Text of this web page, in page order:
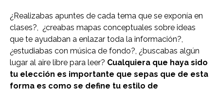
¿Realizabas apuntes de cada tema que se exponía en
clases?, ¿creabas mapas conceptuales sobre ideas
que te ayudaban a enlazar toda la información?,
¿estudiabas con música de fondo?, ¿buscabas algún
lugar al aire libre para leer? Cualquiera que haya sido
tu elección es importante que sepas que de esta
forma es como se define tu estilo de